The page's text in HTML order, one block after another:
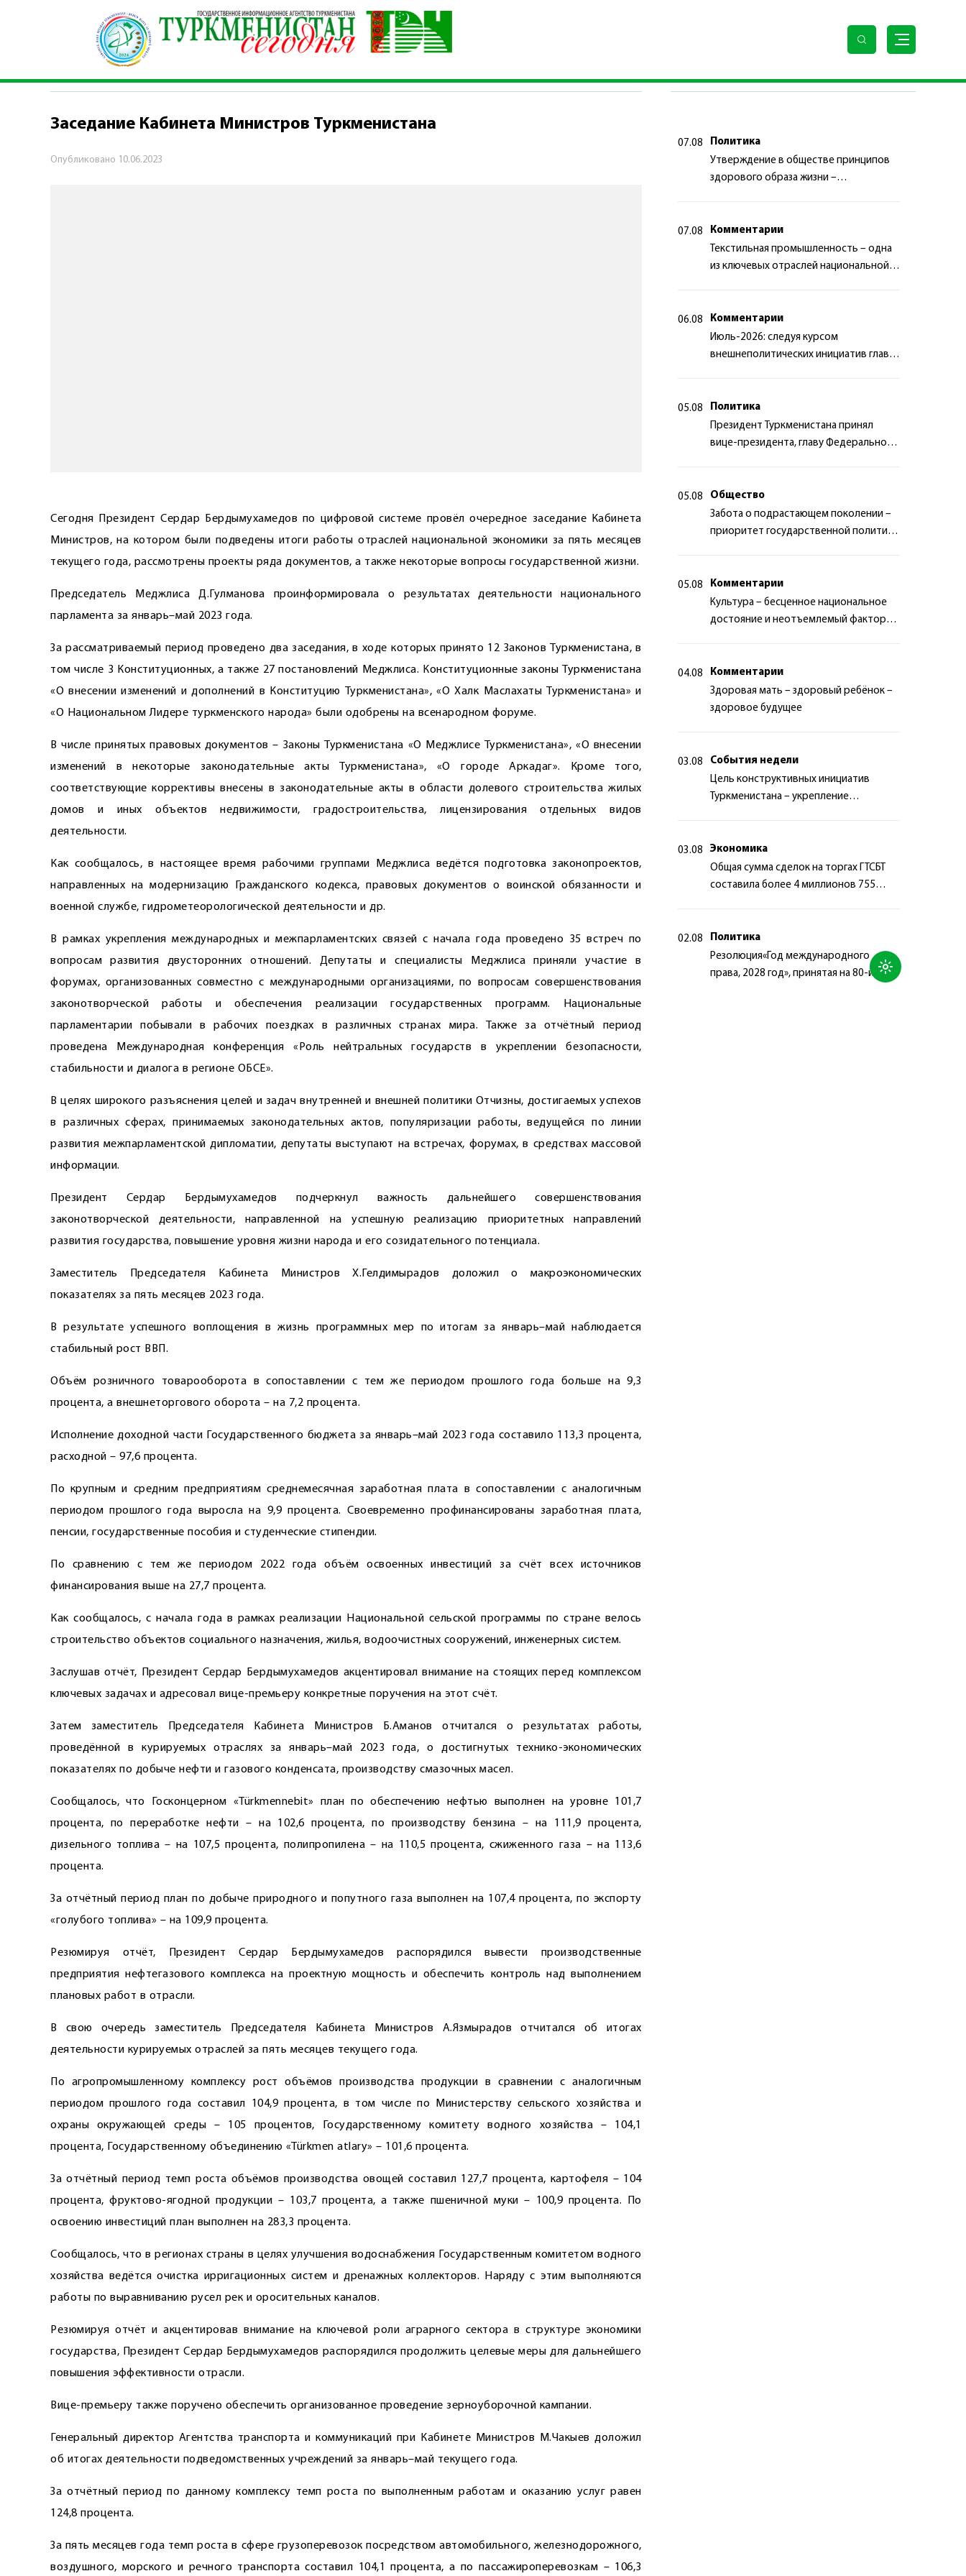
\ Политика \ Заседание Кабинета Министров Туркменистана
ПОЛИТИКА
Заседание Кабинета Министров Туркменистана
Опубликовано 10.06.2023
Сегодня Президент Сердар Бердымухамедов по цифровой системе провёл очередное заседание Кабинета
Министров, на котором были подведены итоги работы отраслей национальной экономики за пять месяцев
текущего года, рассмотрены проекты ряда документов, а также некоторые вопросы государственной жизни.
Председатель Меджлиса Д.Гулманова проинформировала о результатах деятельности национального
парламента за январь–май 2023 года.
За рассматриваемый период проведено два заседания, в ходе которых принято 12 Законов Туркменистана, в
том числе 3 Конституционных, а также 27 постановлений Меджлиса. Конституционные законы Туркменистана
«О внесении изменений и дополнений в Конституцию Туркменистана», «О Халк Маслахаты Туркменистана» и
«О Национальном Лидере туркменского народа» были одобрены на всенародном форуме.
В числе принятых правовых документов – Законы Туркменистана «О Меджлисе Туркменистана», «О внесении
изменений в некоторые законодательные акты Туркменистана», «О городе Аркадаг». Кроме того,
соответствующие коррективы внесены в законодательные акты в области долевого строительства жилых
домов и иных объектов недвижимости, градостроительства, лицензирования отдельных видов
деятельности.
Как сообщалось, в настоящее время рабочими группами Меджлиса ведётся подготовка законопроектов,
направленных на модернизацию Гражданского кодекса, правовых документов о воинской обязанности и
военной службе, гидрометеорологической деятельности и др.
В рамках укрепления международных и межпарламентских связей с начала года проведено 35 встреч по
вопросам развития двусторонних отношений. Депутаты и специалисты Меджлиса приняли участие в
форумах, организованных совместно с международными организациями, по вопросам совершенствования
законотворческой работы и обеспечения реализации государственных программ. Национальные
парламентарии побывали в рабочих поездках в различных странах мира. Также за отчётный период
проведена Международная конференция «Роль нейтральных государств в укреплении безопасности,
стабильности и диалога в регионе ОБСЕ».
В целях широкого разъяснения целей и задач внутренней и внешней политики Отчизны, достигаемых успехов
в различных сферах, принимаемых законодательных актов, популяризации работы, ведущейся по линии
развития межпарламентской дипломатии, депутаты выступают на встречах, форумах, в средствах массовой
информации.
Президент Сердар Бердымухамедов подчеркнул важность дальнейшего совершенствования
законотворческой деятельности, направленной на успешную реализацию приоритетных направлений
развития государства, повышение уровня жизни народа и его созидательного потенциала.
Заместитель Председателя Кабинета Министров Х.Гелдимырадов доложил о макроэкономических
показателях за пять месяцев 2023 года.
В результате успешного воплощения в жизнь программных мер по итогам за январь–май наблюдается
стабильный рост ВВП.
Объём розничного товарооборота в сопоставлении с тем же периодом прошлого года больше на 9,3
процента, а внешнеторгового оборота – на 7,2 процента.
Исполнение доходной части Государственного бюджета за январь–май 2023 года составило 113,3 процента,
расходной – 97,6 процента.
По крупным и средним предприятиям среднемесячная заработная плата в сопоставлении с аналогичным
периодом прошлого года выросла на 9,9 процента. Своевременно профинансированы заработная плата,
пенсии, государственные пособия и студенческие стипендии.
По сравнению с тем же периодом 2022 года объём освоенных инвестиций за счёт всех источников
финансирования выше на 27,7 процента.
Как сообщалось, с начала года в рамках реализации Национальной сельской программы по стране велось
строительство объектов социального назначения, жилья, водоочистных сооружений, инженерных систем.
Заслушав отчёт, Президент Сердар Бердымухамедов акцентировал внимание на стоящих перед комплексом
ключевых задачах и адресовал вице-премьеру конкретные поручения на этот счёт.
Затем заместитель Председателя Кабинета Министров Б.Аманов отчитался о результатах работы,
проведённой в курируемых отраслях за январь–май 2023 года, о достигнутых технико-экономических
показателях по добыче нефти и газового конденсата, производству смазочных масел.
Сообщалось, что Госконцерном «Türkmennebit» план по обеспечению нефтью выполнен на уровне 101,7
процента, по переработке нефти – на 102,6 процента, по производству бензина – на 111,9 процента,
дизельного топлива – на 107,5 процента, полипропилена – на 110,5 процента, сжиженного газа – на 113,6
процента.
За отчётный период план по добыче природного и попутного газа выполнен на 107,4 процента, по экспорту
«голубого топлива» – на 109,9 процента.
Резюмируя отчёт, Президент Сердар Бердымухамедов распорядился вывести производственные
предприятия нефтегазового комплекса на проектную мощность и обеспечить контроль над выполнением
плановых работ в отрасли.
В свою очередь заместитель Председателя Кабинета Министров А.Язмырадов отчитался об итогах
деятельности курируемых отраслей за пять месяцев текущего года.
По агропромышленному комплексу рост объёмов производства продукции в сравнении с аналогичным
периодом прошлого года составил 104,9 процента, в том числе по Министерству сельского хозяйства и
охраны окружающей среды – 105 процентов, Государственному комитету водного хозяйства – 104,1
процента, Государственному объединению «Türkmen atlary» – 101,6 процента.
За отчётный период темп роста объёмов производства овощей составил 127,7 процента, картофеля – 104
процента, фруктово-ягодной продукции – 103,7 процента, а также пшеничной муки – 100,9 процента. По
освоению инвестиций план выполнен на 283,3 процента.
Сообщалось, что в регионах страны в целях улучшения водоснабжения Государственным комитетом водного
хозяйства ведётся очистка ирригационных систем и дренажных коллекторов. Наряду с этим выполняются
работы по выравниванию русел рек и оросительных каналов.
Резюмируя отчёт и акцентировав внимание на ключевой роли аграрного сектора в структуре экономики
государства, Президент Сердар Бердымухамедов распорядился продолжить целевые меры для дальнейшего
повышения эффективности отрасли.
Вице-премьеру также поручено обеспечить организованное проведение зерноуборочной кампании.
Генеральный директор Агентства транспорта и коммуникаций при Кабинете Министров М.Чакыев доложил
об итогах деятельности подведомственных учреждений за январь–май текущего года.
За отчётный период по данному комплексу темп роста по выполненным работам и оказанию услуг равен
124,8 процента.
За пять месяцев года темп роста в сфере грузоперевозок посредством автомобильного, железнодорожного,
воздушного, морского и речного транспорта составил 104,1 процента, а по пассажироперевозкам – 106,3
07.08
Политика
Утверждение в обществе принципов
здорового образа жизни –
07.08
Комментарии
Текстильная промышленность – одна
из ключевых отраслей национальной
06.08
Комментарии
Июль-2026: следуя курсом
внешнеполитических инициатив главы
05.08
Политика
Президент Туркменистана принял
вице-президента, главу Федерального
05.08
Общество
Забота о подрастающем поколении –
приоритет государственной политики
05.08
Комментарии
Культура – бесценное национальное
достояние и неотъемлемый фактор
04.08
Комментарии
Здоровая мать – здоровый ребёнок –
здоровое будущее
03.08
События недели
Цель конструктивных инициатив
Туркменистана – укрепление
03.08
Экономика
Общая сумма сделок на торгах ГТСБТ
составила более 4 миллионов 755
02.08
Политика
Резолюция«Год международного
права, 2028 год», принятая на 80-й